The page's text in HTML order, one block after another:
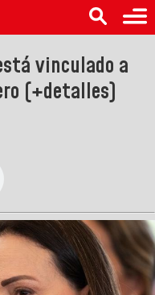
vinculado a
(+detalles)